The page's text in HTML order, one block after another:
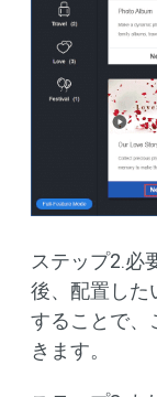
ステップ2.必
後、配置した
することで、
きます。